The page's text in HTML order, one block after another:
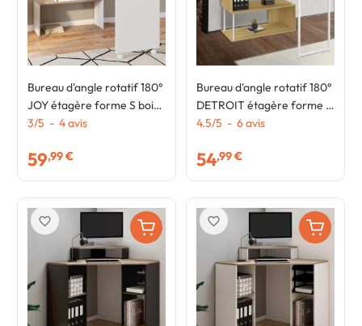
Bureau d'angle rotatif 180°
JOY étagère forme S bois
façon hêtre et blanc
3/5 - 4avis
59,99 €
Bureau d'angle rotatif 180°
DETROIT étagère forme S
design industriel bois et
4.5/5 - 6avis
54,99 €
favorite_border favorite_border